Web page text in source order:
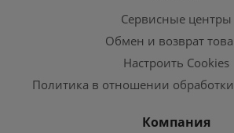
Сервисные центры
Обмен и возврат
Настроить Cookies
Политика в отношении
Компания